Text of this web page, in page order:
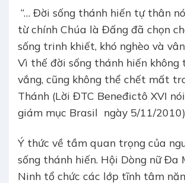
“… Đời sống thánh hiến tự thân
từ chính Chúa là Đấng đã chọn
sống trinh khiết, khó nghèo và
Vì thế đời sống thánh hiến không
vắng, cũng không thể chết mất
Thánh (Lời ĐTC Beneđictô XVI
giám mục Brasil ngày 5/11/
Ý thức về tầm quan trọng của
sống thánh hiến. Hội Dòng nữ Đa
Ninh tổ chức các lớp tĩnh tâm